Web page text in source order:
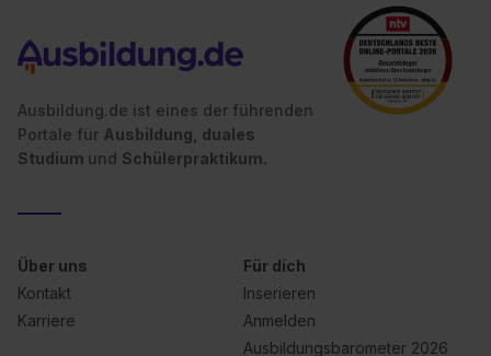
Ausbildung.de ist eines der führenden
Portale für Ausbildung, duales
Studium und Schülerpraktikum.
Über uns
Kontakt
Karriere
Für dich
Inserieren
Anmelden
Ausbildungsbarometer 2026